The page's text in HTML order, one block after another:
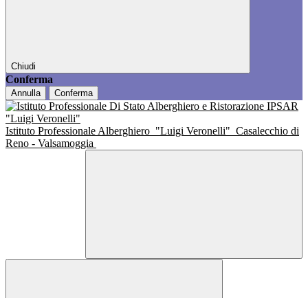
Chiudi
Conferma
Annulla Conferma
Istituto Professionale Alberghiero "Luigi Veronelli" Casalecchio di
Reno - Valsamoggia